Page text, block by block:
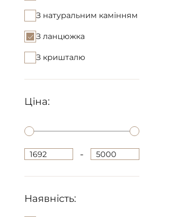
З натуральним камінням
З ланцюжка
З кришталю
Ціна:
1692 - 5000
Наявність: